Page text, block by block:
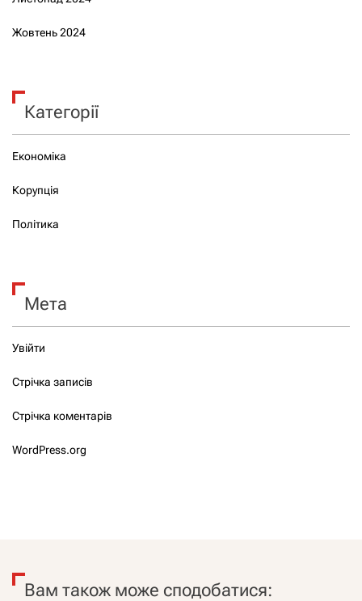
Жовтень 2024
Категорії
Економіка
Корупція
Політика
Мета
Увійти
Стрічка записів
Стрічка коментарів
WordPress.org
Вам також може сподобатися: